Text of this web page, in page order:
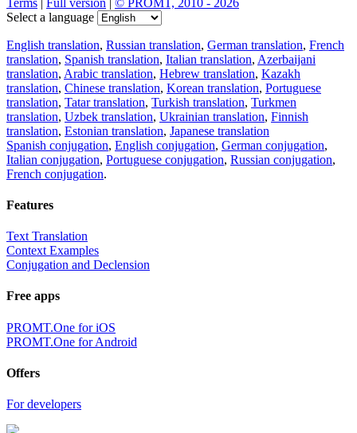
Select a language
English translation, Russian translation, German translation, French
translation, Spanish translation, Italian translation, Azerbaijani
translation, Arabic translation, Hebrew translation, Kazakh
translation, Chinese translation, Korean translation, Portuguese
translation, Tatar translation, Turkish translation, Turkmen
translation, Uzbek translation, Ukrainian translation, Finnish
translation, Estonian translation, Japanese translation
Spanish conjugation, English conjugation, German conjugation,
Italian conjugation, Portuguese conjugation, Russian conjugation,
French conjugation.
Features
Text Translation
Context Examples
Conjugation and Declension
Free apps
PROMT.One for iOS
PROMT.One for Android
Offers
For developers